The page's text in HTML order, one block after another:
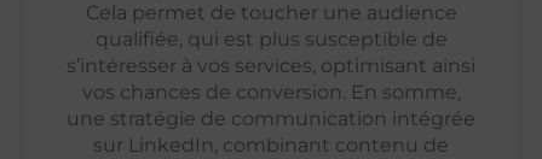
Cela permet de toucher une audience
qualifiée, qui est plus susceptible de
s’intéresser à vos services, optimisant ainsi
vos chances de conversion. En somme,
une stratégie de communication intégrée
sur LinkedIn, combinant contenu de